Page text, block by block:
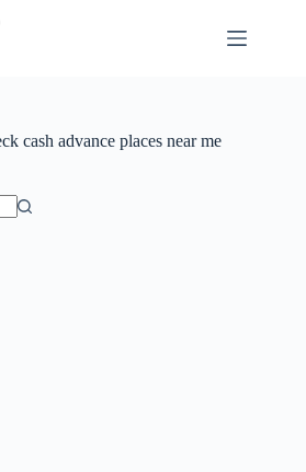
cash advance places near me